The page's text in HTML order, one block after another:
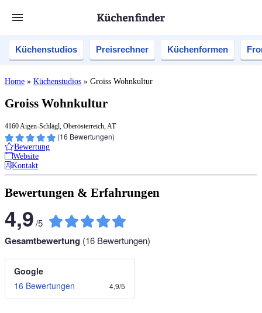
Küchenstudios Preisrechner Küchenformen
Home » Küchenstudios » Groiss Wohnkultur
Groiss Wohnkultur
4160 Aigen-Schlägl, Oberösterreich, AT
(16 Bewertungen)
Bewertung
Website
Kontakt
Bewertungen & Erfahrungen
4,9/5
Gesamtbewertung (16 Bewertungen)
Google
16 Bewertungen
4,9/5